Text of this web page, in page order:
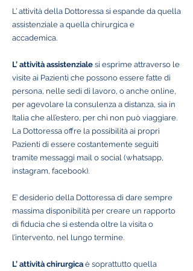
L’ attività della Dottoressa si espande da quella
assistenziale a quella chirurgica e
accademica.
L’ attività assistenziale si esprime attraverso le
visite ai Pazienti che possono essere fatte di
persona, nelle sedi di lavoro, o anche online,
per agevolare la consulenza a distanza, sia in
Italia che all’estero, per chi non può viaggiare.
La Dottoressa offre la possibilità ai propri
Pazienti di essere costantemente seguiti
tramite messaggi mail o social (whatsapp,
instagram, facebook).
E’ desiderio della Dottoressa di dare sempre
massima disponibilità per creare un rapporto
di fiducia che si estenda oltre la visita o
l’intervento, nel lungo termine.
L’ attività chirurgica è soprattutto quella